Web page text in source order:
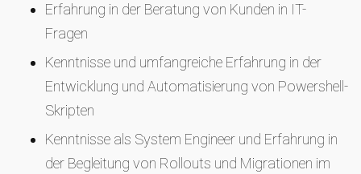
Erfahrung in der Beratung von Kunden in IT-
Fragen
Kenntnisse und umfangreiche Erfahrung in der
Entwicklung und Automatisierung von Powershell-
Skripten
Kenntnisse als System Engineer und Erfahrung in
der Begleitung von Rollouts und Migrationen im